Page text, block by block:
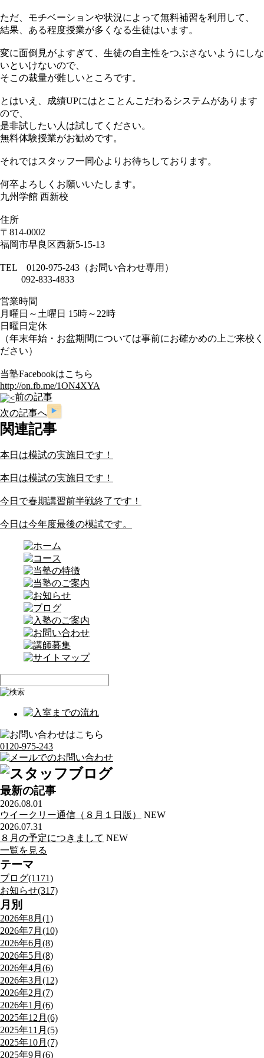
ただ、モチベーションや状況によって無料補習を利用して、
結果、ある程度授業が多くなる生徒はいます。
変に面倒見がよすぎて、生徒の自主性をつぶさないようにしな
いといけないので、
そこの裁量が難しいところです。
とはいえ、成績UPにはとことんこだわるシステムがあります
ので、
是非試したい人は試してください。
無料体験授業がお勧めです。
それではスタッフ一同心よりお待ちしております。
何卒よろしくお願いいたします。
九州学館 西新校
住所
〒814-0002
福岡市早良区西新5-15-13
TEL 0120-975-243（お問い合わせ専用）
092-833-4833
営業時間
月曜日～土曜日 15時～22時
日曜日定休
（年末年始・お盆期間については事前にお確かめの上ご来校く
ださい）
当塾Facebookはこちら
http://on.fb.me/1ON4XYA
前の記事
次の記事へ
関連記事
本日は模試の実施日です！
本日は模試の実施日です！
今日で春期講習前半戦終了です！
今日は今年度最後の模試です。
0120-975-243
最新の記事
2026.08.01
ウイークリー通信（８月１日版）
NEW
2026.07.31
８月の予定につきまして NEW
一覧を見る
テーマ
ブログ(1171)
お知らせ(317)
月別
2026年8月(1)
2026年7月(10)
2026年6月(8)
2026年5月(8)
2026年4月(6)
2026年3月(12)
2026年2月(7)
2026年1月(6)
2025年12月(6)
2025年11月(5)
2025年10月(7)
2025年9月(6)